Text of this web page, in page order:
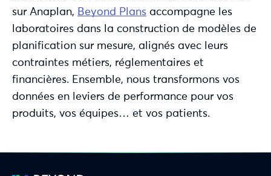
sur Anaplan, Beyond Plans accompagne les
laboratoires dans la construction de modèles de
planification sur mesure, alignés avec leurs
contraintes métiers, réglementaires et
financières. Ensemble, nous transformons vos
données en leviers de performance pour vos
produits, vos équipes… et vos patients.